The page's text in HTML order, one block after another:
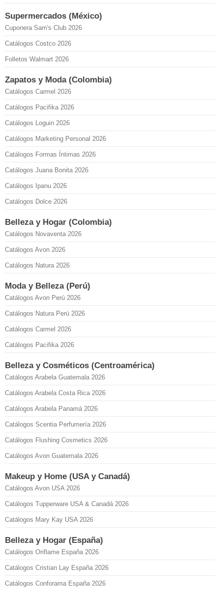
Supermercados (México)
Cuponera Sam's Club 2026
Catálogos Costco 2026
Folletos Walmart 2026
Zapatos y Moda (Colombia)
Catálogos Carmel 2026
Catálogos Pacifika 2026
Catálogos Loguin 2026
Catálogos Marketing Personal 2026
Catálogos Formas Íntimas 2026
Catálogos Juana Bonita 2026
Catálogos Ipanu 2026
Catálogos Dolce 2026
Belleza y Hogar (Colombia)
Catálogos Novaventa 2026
Catálogos Avon 2026
Catálogos Natura 2026
Moda y Belleza (Perú)
Catálogos Avon Perú 2026
Catálogos Natura Perú 2026
Catálogos Carmel 2026
Catálogos Pacifika 2026
Belleza y Cosméticos (Centroamérica)
Catálogos Arabela Guatemala 2026
Catálogos Arabela Costa Rica 2026
Catálogos Arabela Panamá 2026
Catálogos Scentia Perfumería 2026
Catálogos Flushing Cosmetics 2026
Catálogos Avon Guatemala 2026
Makeup y Home (USA y Canadá)
Catálogos Avon USA 2026
Catálogos Tupperware USA & Canadá 2026
Catálogos Mary Kay USA 2026
Belleza y Hogar (España)
Catálogos Oriflame España 2026
Catálogos Cristian Lay España 2026
Catálogos Conforama España 2026